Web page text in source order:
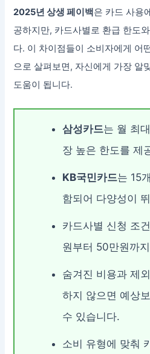
2025년 상생 페이백은 카드 사용
공하지만, 카드사별로 환급 한도
다. 이 차이점들이 소비자에게 어
으로 살펴보면, 자신에게 가장 알
도움이 됩니다.
삼성카드는 월 최
장 높은 한도를 제
KB국민카드는 15
함되어 다양성이
카드사별 신청 조
원부터 50만원까
숨겨진 비용과 제
하지 않으면 예상
수 있습니다.
소비 유형에 맞춰